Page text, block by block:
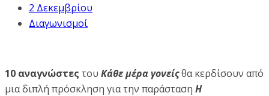
2 Δεκεμβρίου
Διαγωνισμοί
10 αναγνώστες του Κάθε μέρα γονείςθα κερδίσουν από
μια διπλή πρόσκληση για την παράσταση Η